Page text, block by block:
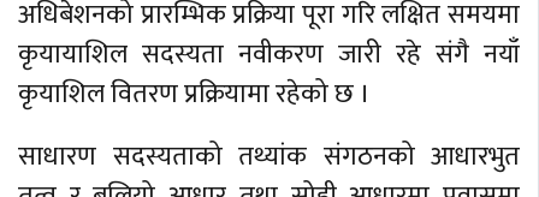
अधिबेशनको प्रारम्भिक प्रक्रिया पूरा गरि लक्षित समयमा
कृयायाशिल सदस्यता नवीकरण जारी रहे संगै नयाँ
कृयाशिल वितरण प्रक्रियामा रहेको छ ।
साधारण सदस्यताको तथ्यांक संगठनको आधारभुत